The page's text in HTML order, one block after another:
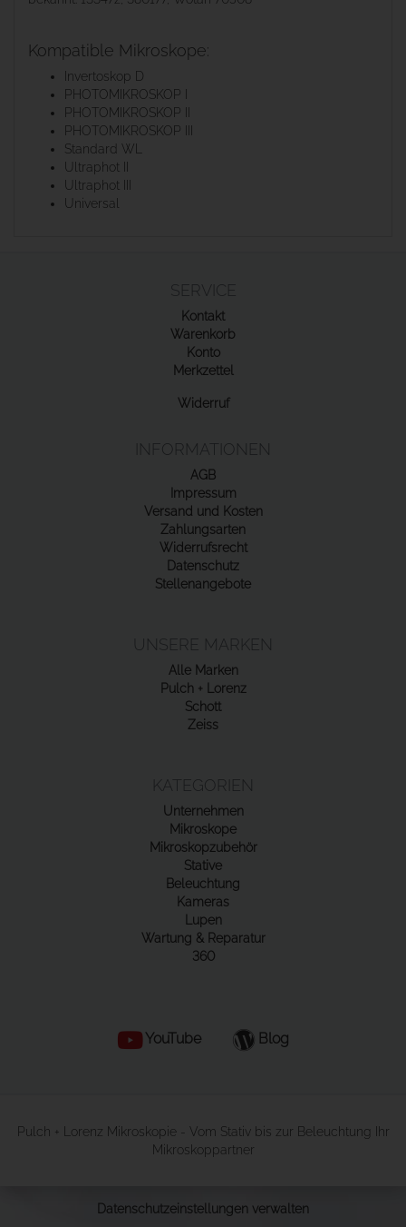
Kompatible Mikroskope:
Invertoskop D
PHOTOMIKROSKOP I
PHOTOMIKROSKOP II
PHOTOMIKROSKOP III
Standard WL
Ultraphot II
Ultraphot III
Universal
SERVICE
Kontakt
Warenkorb
Konto
Merkzettel
Widerruf
INFORMATIONEN
AGB
Impressum
Versand und Kosten
Zahlungsarten
Widerrufsrecht
Datenschutz
Stellenangebote
UNSERE MARKEN
Alle Marken
Pulch + Lorenz
Schott
Zeiss
KATEGORIEN
Unternehmen
Mikroskope
Mikroskopzubehör
Stative
Beleuchtung
Kameras
Lupen
Wartung & Reparatur
360
YouTube Blog
Pulch + Lorenz Mikroskopie - Vom Stativ bis zur Beleuchtung Ihr
Mikroskoppartner
Datenschutzeinstellungen verwalten